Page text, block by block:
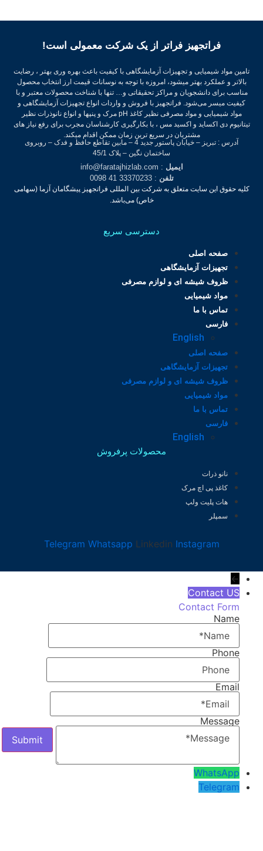
فراتجهیز فراتر از یک شرکت معمولی است!
تامین مواد شیمیایی و تجهیزات آزمایشگاهی با کیفیت باعث بهره وری بهتر ، رضایت
بالاتر و عملکرد بهتر میشود، امروزه با توجه به نوسانات قیمت ارز انتخاب محصول
مناسب برای دانشجویان و مراکز تحقیقاتی و… تنها با شناخت محصولات معتبر و با
کیفیت میسر می‌شود.فراتجهیز با فروش و واردات انواع تجهیزات آزمایشگاهی و
مواد شیمیایی و مواد مصرفی نظیر کاغذ pH مرک و پنپها و انواع نانوذرات نظیر
تیتانیوم دی اکساید و اکسید مس ، با بکارگیری کارشناسان مجرب برای رفع نیاز های
مشتریان در سریع ترین زمان ممکن اقدام میکند.
آدرس : تبریز – خیابان پاستور جدید 4 – مابین تقاطع حافظ و فدک – روبروی
ساختمان نگین – پلاک 45/1
ایمیل: info@faratajhizlab.com
تلفن: 33370233 41 0098
کلیه حقوق این سایت متعلق به شرکت بین المللی فراتجهیز پیشگامان آزما (سهامی
خاص) می‌باشد.
دسترسی سریع
صفحه اصلی
تجهیزات آزمایشگاهی
ظروف شیشه ای و لوازم مصرفی
مواد شیمیایی
تماس با ما
فارسی
English
صفحه اصلی
تجهیزات آزمایشگاهی
ظروف شیشه ای و لوازم مصرفی
مواد شیمیایی
تماس با ما
فارسی
English
محصولات پرفروش
نانو ذرات
کاغذ پی اچ مرک
هات پلیت ولپ
سمپلر
Telegram Whatsapp Linkedin Instagram
←
Contact US
Contact Form
Name
Phone
Email
Message
WhatsApp
Telegram